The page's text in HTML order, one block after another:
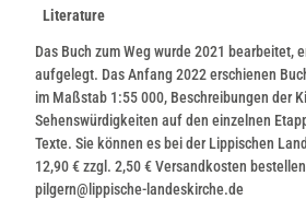
Literature
Das Buch zum Weg wurde 2021 bearbeitet,
aufgelegt. Das Anfang 2022 erschienen
im Maßstab 1:55 000, Beschreibungen der
Sehenswürdigkeiten auf den einzelnen
Texte. Sie können es bei der Lippischen
12,90 € zzgl. 2,50 € Versandkosten
pilgern@lippische-landeskirche.de